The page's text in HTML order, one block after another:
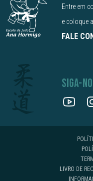
Entre em
e coloque
FALE
SIGA-
LIVRO DE